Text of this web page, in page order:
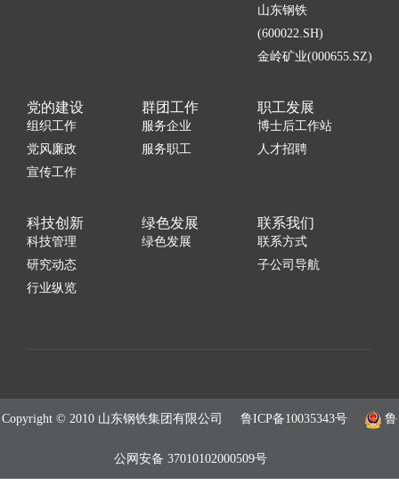
山东钢铁
(600022.SH)
金岭矿业(000655.SZ)
党的建设
组织工作
党风廉政
宣传工作
群团工作
服务企业
服务职工
职工发展
博士后工作站
人才招聘
科技创新
科技管理
研究动态
行业纵览
绿色发展
绿色发展
联系我们
联系方式
子公司导航
Copyright © 2010 山东钢铁集团有限公司 鲁ICP备10035343号 鲁
公网安备 37010102000509号